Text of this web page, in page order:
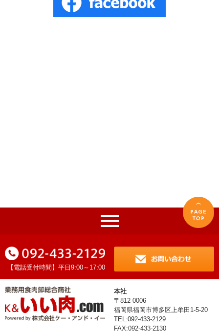
【電話受付時間】平日9:00～17:00
本社
〒812-0006
福岡県福岡市博多区上牟田1-5-20
TEL:092-433-2129
FAX:092-433-2130